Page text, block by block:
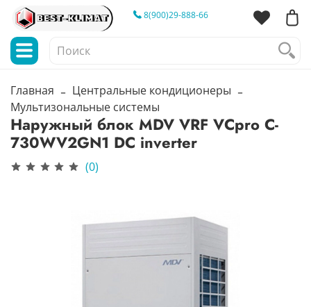
8(900)29-888-66
Главная
Центральные кондиционеры
Мультизональные системы
Наружный блок MDV VRF VCpro C-
730WV2GN1 DC inverter
(0)